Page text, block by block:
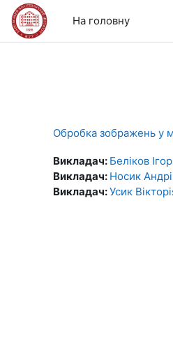
Перейти до головного вмісту
На головну
Обробка зображень у
Викладач: Беліков
Викладач: Носик
Викладач:Усик